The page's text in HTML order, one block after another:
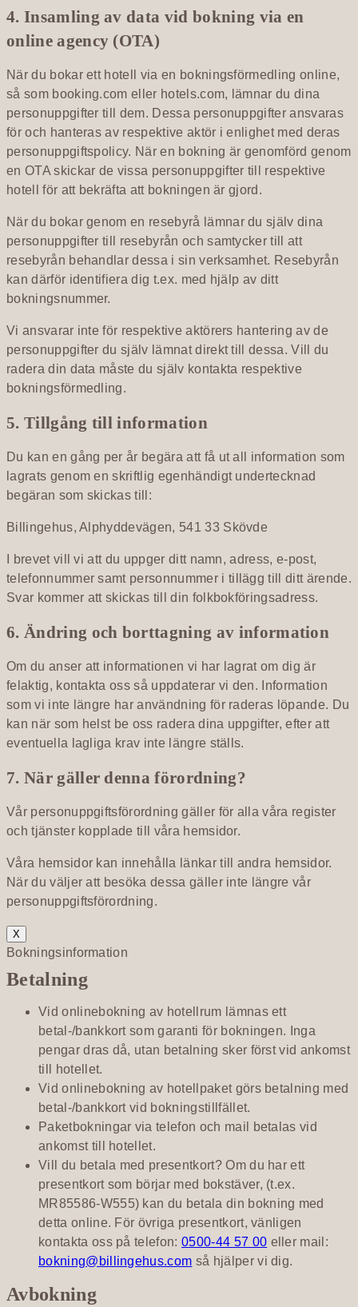
4. Insamling av data vid bokning via en
online agency (OTA)
När du bokar ett hotell via en bokningsförmedling online,
så som booking.com eller hotels.com, lämnar du dina
personuppgifter till dem. Dessa personuppgifter ansvaras
för och hanteras av respektive aktör i enlighet med deras
personuppgiftspolicy. När en bokning är genomförd genom
en OTA skickar de vissa personuppgifter till respektive
hotell för att bekräfta att bokningen är gjord.
När du bokar genom en resebyrå lämnar du själv dina
personuppgifter till resebyrån och samtycker till att
resebyrån behandlar dessa i sin verksamhet. Resebyrån
kan därför identifiera dig t.ex. med hjälp av ditt
bokningsnummer.
Vi ansvarar inte för respektive aktörers hantering av de
personuppgifter du själv lämnat direkt till dessa. Vill du
radera din data måste du själv kontakta respektive
bokningsförmedling.
5. Tillgång till information
Du kan en gång per år begära att få ut all information som
lagrats genom en skriftlig egenhändigt undertecknad
begäran som skickas till:
Billingehus, Alphyddevägen, 541 33 Skövde
I brevet vill vi att du uppger ditt namn, adress, e-post,
telefonnummer samt personnummer i tillägg till ditt ärende.
Svar kommer att skickas till din folkbokföringsadress.
6. Ändring och borttagning av information
Om du anser att informationen vi har lagrat om dig är
felaktig, kontakta oss så uppdaterar vi den. Information
som vi inte längre har användning för raderas löpande. Du
kan när som helst be oss radera dina uppgifter, efter att
eventuella lagliga krav inte längre ställs.
7. När gäller denna förordning?
Vår personuppgiftsförordning gäller för alla våra register
och tjänster kopplade till våra hemsidor.
Våra hemsidor kan innehålla länkar till andra hemsidor.
När du väljer att besöka dessa gäller inte längre vår
personuppgiftsförordning.
X
Bokningsinformation
Betalning
Vid onlinebokning av hotellrum lämnas ett
betal-/bankkort som garanti för bokningen. Inga
pengar dras då, utan betalning sker först vid ankomst
till hotellet.
Vid onlinebokning av hotellpaket görs betalning med
betal-/bankkort vid bokningstillfället.
Paketbokningar via telefon och mail betalas vid
ankomst till hotellet.
Vill du betala med presentkort? Om du har ett
presentkort som börjar med bokstäver, (t.ex.
MR85586-W555) kan du betala din bokning med
detta online. För övriga presentkort, vänligen
kontakta oss på telefon:0500-44 57 00 eller mail:
bokning@billingehus.com så hjälper vi dig.
Avbokning